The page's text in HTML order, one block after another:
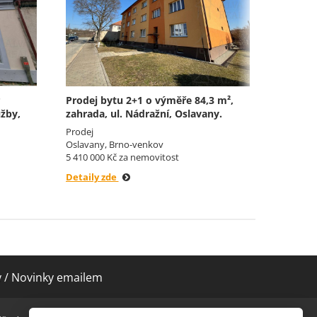
Prodej bytu 2+1 o výměře 84,3 m²,
zahrada, ul. Nádražní, Oslavany.
Prodej
Oslavany, Brno-venkov
5 410 000 Kč za nemovitost
Detaily zde
/ Novinky emailem